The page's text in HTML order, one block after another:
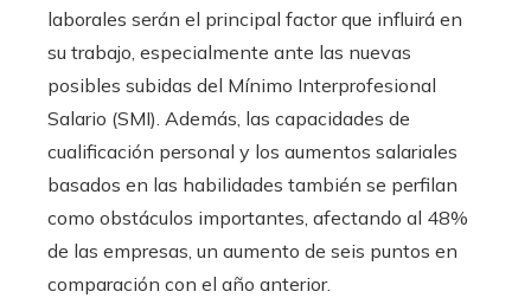
laborales serán el principal factor que influirá en
su trabajo, especialmente ante las nuevas
posibles subidas del Mínimo Interprofesional
Salario (SMI). Además, las capacidades de
cualificación personal y los aumentos salariales
basados ​​en las habilidades también se perfilan
como obstáculos importantes, afectando al 48%
de las empresas, un aumento de seis puntos en
comparación con el año anterior.